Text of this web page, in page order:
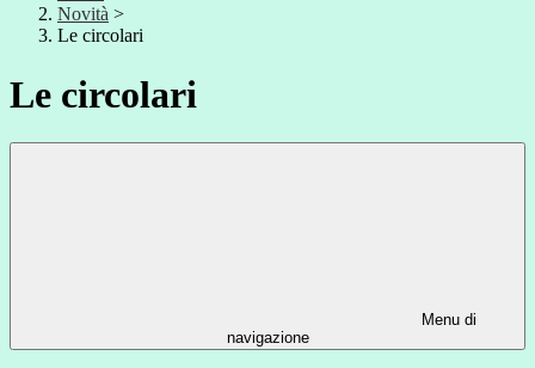
Novità >
Le circolari
Le circolari
Menu di
navigazione